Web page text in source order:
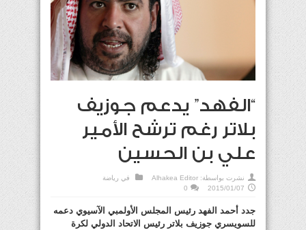
“الفهد” يدعم جوزيف
بلاتر رغم ترشح الأمير
علي بن الحسين
نشرت بواسطة: Alhakea Editor في رياضة
2015/01/07
0
جدد أحمد الفهد رئيس المجلس الأولمبي الآسيوي دعمه
للسويسري جوزيف بلاتر رئيس الاتحاد الدولي لكرة